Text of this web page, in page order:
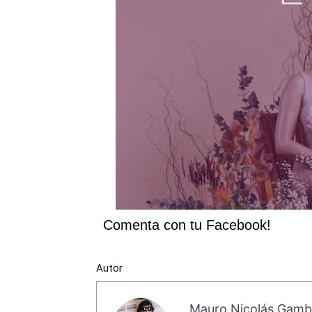
Comenta con tu Facebook!
Autor
Mauro Nicolás